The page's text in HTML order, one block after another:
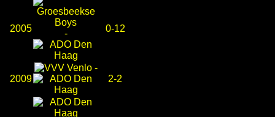
2005 - 0-12
2009
-
2-2